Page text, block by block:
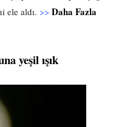
ele aldı. >> Daha Fazla
yeşil ışık